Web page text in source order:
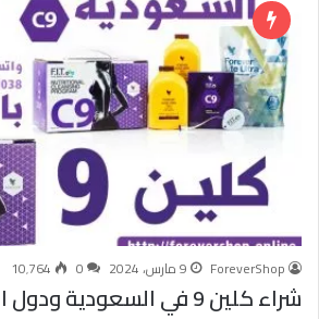
ForeverShop 9 مارس، 2024 0 10٬764
شراء كلين 9 في السعودية ودول الخليج